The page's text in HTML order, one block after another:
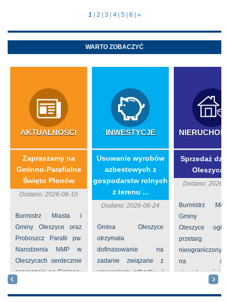
1| 2 3| 4| 5| 6 »
WARTO ZOBACZYĆ
AKTUALNOŚCI
Zapraszamy na
Gminno-Parafialne
Święto Plonów
Dodano: 2026-08-10
Burmistrz Miasta i
Gminy Oleszyce oraz
Proboszcz Parafii pw.
Narodzenia NMP w
Oleszycach serdecznie
zapraszają na Gminno-
Parafialne Święto
Plonów, które odbędzie
INWESTYCJE
​Usuwanie wyrobów
azbestowych z
gospodarstw rolnych
z terenu ...
Dodano: 2026-06-24
Gmina Oleszyce
otrzymała
dofinasowanie na
zadanie związane z
usuwaniem azbestu i
azbest w ramach
Sprzedaż
Dodano: 2026-
Burmistrz
Gminy
Oleszyce
przetarg
nieograniczony
na
nieruchomości nr
Oleszycach